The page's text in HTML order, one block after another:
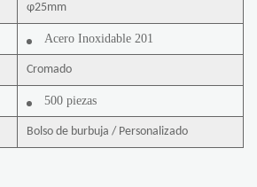
φ25mm
Acero Inoxidable 201
Cromado
500 piezas
Bolso de burbuja / Personalizado